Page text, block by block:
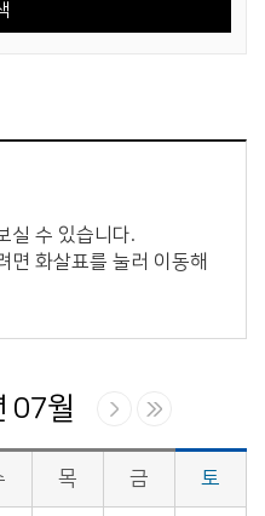
실 수 있습니다.
면 화살표를 눌러 이동해
07월
목 금 토